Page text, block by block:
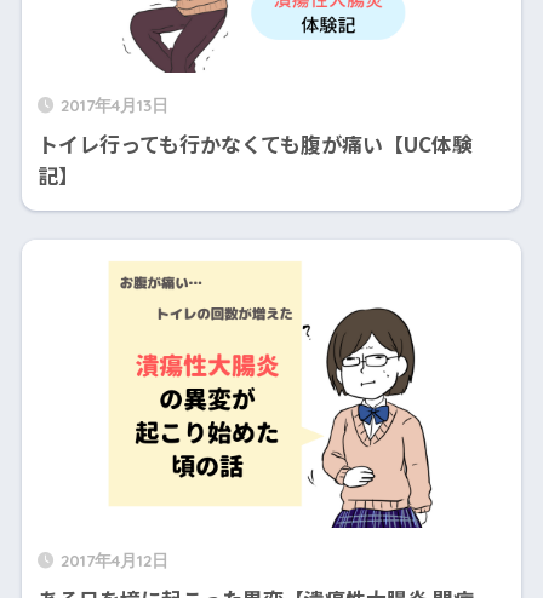
2017年4月13日
トイレ行っても行かなくても腹が痛い【UC体験
記】
2017年4月12日